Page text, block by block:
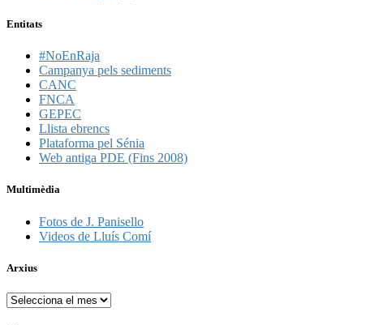
Entitats
#NoEnRaja
Campanya pels sediments
CANC
FNCA
GEPEC
Llista ebrencs
Plataforma pel Sénia
Web antiga PDE (Fins 2008)
Multimèdia
Fotos de J. Panisello
Videos de Lluís Comí
Arxius
Arxius